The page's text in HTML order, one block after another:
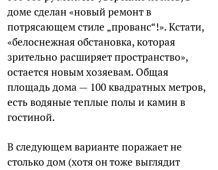
доме сделан «новый ремонт в
потрясающем стиле „прованс“!». Кстати,
«белоснежная обстановка, которая
зрительно расширяет пространство»,
остается новым хозяевам. Общая
площадь дома — 100 квадратных метров,
есть водяные теплые полы и камин в
гостиной.
В следующем варианте поражает не
столько дом (хотя он тоже выглядит